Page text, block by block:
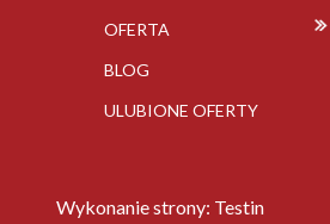
OFERTA
BLOG
ULUBIONE OFERTY
Wykonanie strony: Testin